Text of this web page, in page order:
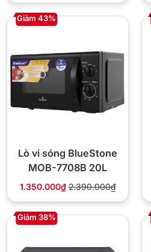
Giảm 43%
Lò vi sóng BlueStone
MOB-7708B 20L
1.350.000₫ 2.390.000₫
Giảm 38%